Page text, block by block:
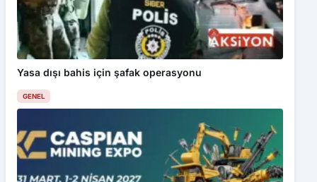
Yasa dışı bahis için şafak operasyonu
GENEL